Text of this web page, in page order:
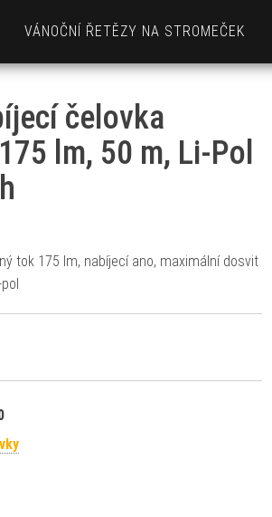
VÁNOČNÍ ŘETĚZY NA STROMEČEK
čelovka
lm, 50 m, Li-Pol
tok 175 lm, nabíjecí ano, maximální dosvit